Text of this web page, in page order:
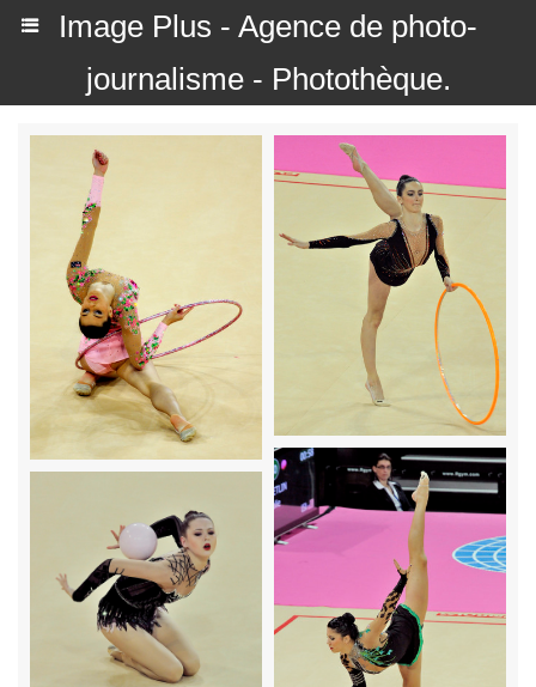
Image Plus - Agence de photo-
journalisme - Photothèque.